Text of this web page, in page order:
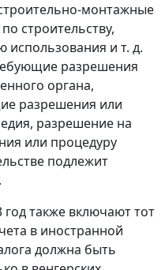
монтажные
строительству,
и т. д.
разрешения
органа,
разрешения или
разрешение на
или процедуру
подлежит
также включают тот
в иностранной
должна быть